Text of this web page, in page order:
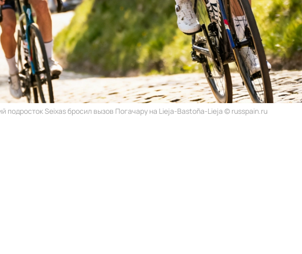
подросток Seixas бросил вызов Погачару на Lieja-Bastoña-Lieja © russpain.ru